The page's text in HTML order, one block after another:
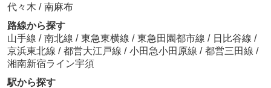
代々木 / 南麻布
路線から探す
山手線 / 南北線 / 東急東横線 / 東急田園都市線 / 日比谷線 /
京浜東北線 / 都営大江戸線 / 小田急小田原線 / 都営三田線 /
湘南新宿ライン宇須
駅から探す